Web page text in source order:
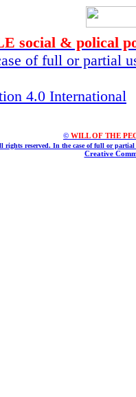
social & polical
of full or partial
4.0 International
© WILL OF THE
rights reserved. In the case of full or
Creative